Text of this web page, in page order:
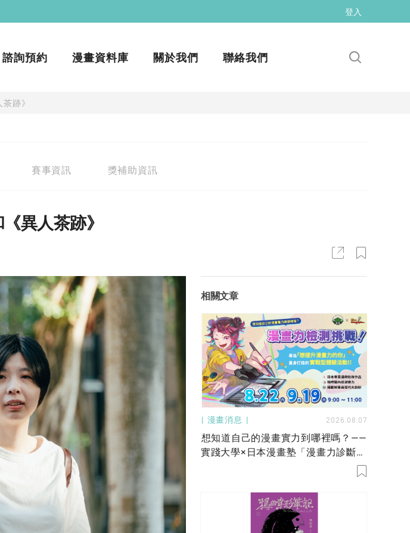
登入
諮詢預約 漫畫資料庫 關於我們 聯絡我們
跡》
賽事資訊 獎補助資訊
異人茶跡》
相關文章
漫畫消息 2026.08.07
想知道自己的漫畫實力到哪裡嗎？——
實踐大學×日本漫畫塾「漫畫力診斷挑